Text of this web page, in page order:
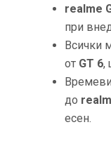
realme
при
Всички
от GT 6,
до
есен.